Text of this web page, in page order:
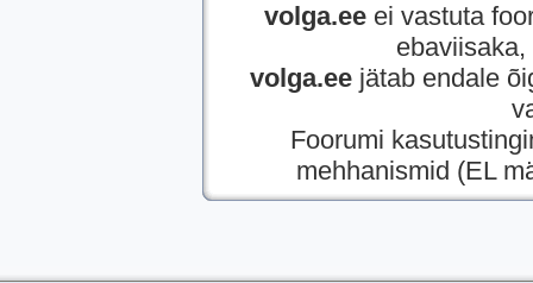
volga.eeei vastuta
volga.ee jätab endale
Foorumi
mehhanismid (EL